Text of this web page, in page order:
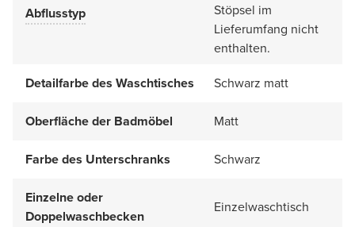
Abflusstyp
Stöpsel im
Lieferumfang nicht
enthalten.
Detailfarbe des Waschtisches
Schwarz matt
Oberfläche der Badmöbel Matt
Farbe des Unterschranks Schwarz
Einzelne oder
Doppelwaschbecken
Einzelwaschtisch